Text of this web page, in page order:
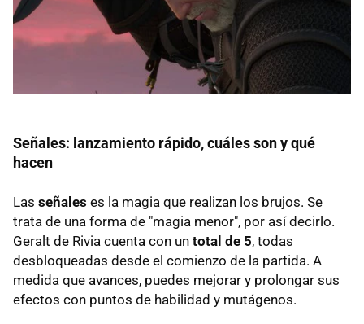
Señales: lanzamiento rápido, cuáles son y qué
hacen
Las señales es la magia que realizan los brujos. Se
trata de una forma de "magia menor", por así decirlo.
Geralt de Rivia cuenta con un total de 5, todas
desbloqueadas desde el comienzo de la partida. A
medida que avances, puedes mejorar y prolongar sus
efectos con puntos de habilidad y mutágenos.